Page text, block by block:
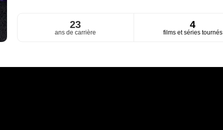
23
ans de carrière
4
films et séries tournés